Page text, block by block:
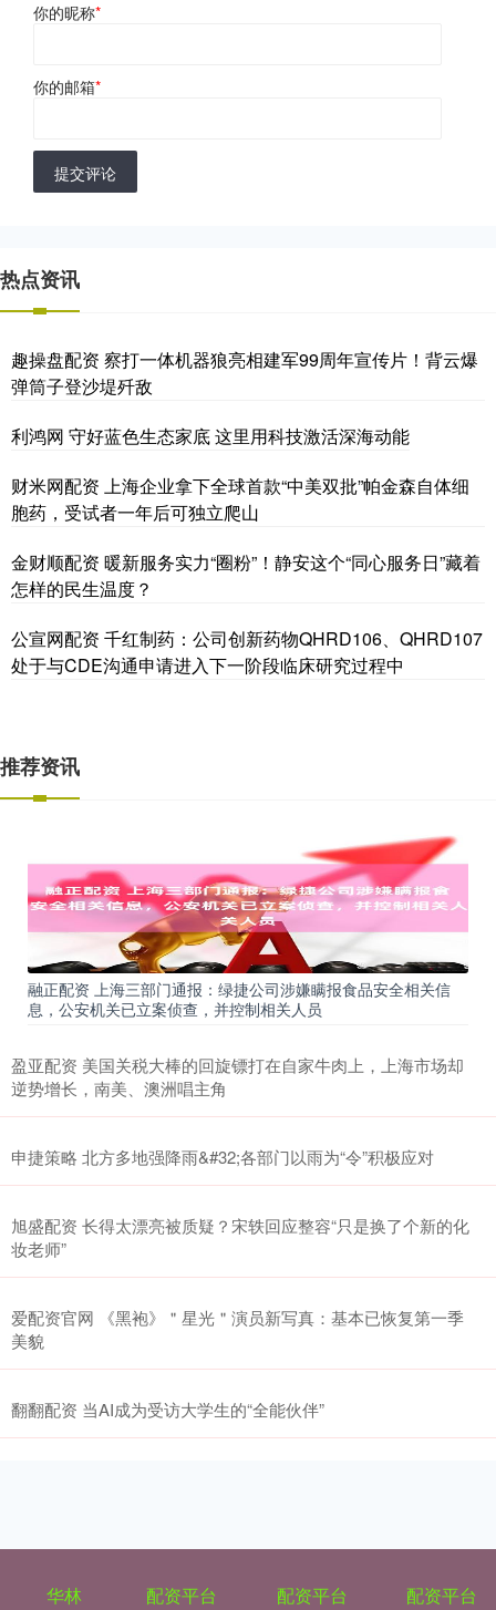
你的昵称*
你的邮箱*
提交评论
热点资讯
趣操盘配资 察打一体机器狼亮相建军99周年宣传片！背云爆
弹筒子登沙堤歼敌
利鸿网 守好蓝色生态家底 这里用科技激活深海动能
财米网配资 上海企业拿下全球首款“中美双批”帕金森自体细
胞药，受试者一年后可独立爬山
金财顺配资 暖新服务实力“圈粉”！静安这个“同心服务日”藏着
怎样的民生温度？
公宣网配资 千红制药：公司创新药物QHRD106、QHRD107
处于与CDE沟通申请进入下一阶段临床研究过程中
推荐资讯
融正配资 上海三部门通报：绿捷公司涉嫌瞒报食品安全相关信
息，公安机关已立案侦查，并控制相关人员
盈亚配资 美国关税大棒的回旋镖打在自家牛肉上，上海市场却
逆势增长，南美、澳洲唱主角
申捷策略 北方多地强降雨&#32;各部门以雨为“令”积极应对
旭盛配资 长得太漂亮被质疑？宋轶回应整容“只是换了个新的化
妆老师”
爱配资官网 《黑袍》＂星光＂演员新写真：基本已恢复第一季
美貌
翻翻配资 当AI成为受访大学生的“全能伙伴”
华林
配资平台
配资平台
配资平台